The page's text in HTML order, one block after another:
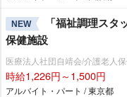
NEW
「福祉調理ス
保健施設
医療法人社団自靖会/介護老人
時給1,226円～1,500円
アルバイト・パート / 東京都